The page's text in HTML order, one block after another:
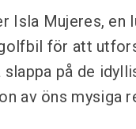
Isla Mujeres, en
för att
på de
av öns mysiga